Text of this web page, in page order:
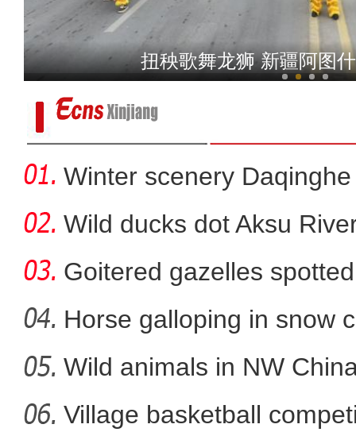
新疆阿克苏：大红灯笼高
新疆阿克苏：丰富青少
扭秧歌舞龙狮 新疆阿图
Winter scenery
Wild ducks dot Aksu
Goitered gazelles
Horse galloping in snow
a
Wild animals in NW
Village basketball